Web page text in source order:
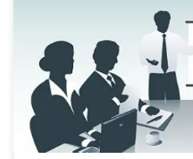
¿Vas a tener una
exponer un proyecto genial
profesores?, ¿quieres
una presentación? o